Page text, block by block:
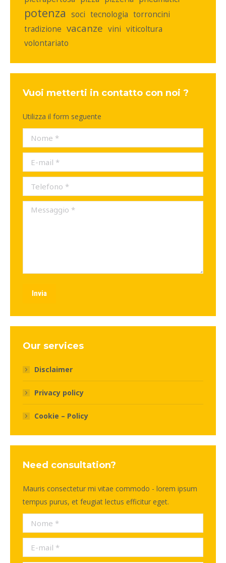
potenza soci tecnologia torroncini
tradizione vacanze vini viticoltura
volontariato
Vuoi metterti in contatto con noi ?
Utilizza il form seguente
Nome *
E-mail *
Telefono *
Messaggio *
Invia
Our services
Disclaimer
Privacy policy
Cookie – Policy
Need consultation?
Mauris consectetur mi vitae commodo - lorem ipsum
tempus purus, et feugiat lectus efficitur eget.
Nome *
E-mail *